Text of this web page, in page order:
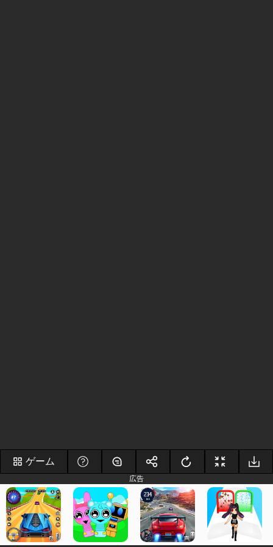
ゲーム
広告